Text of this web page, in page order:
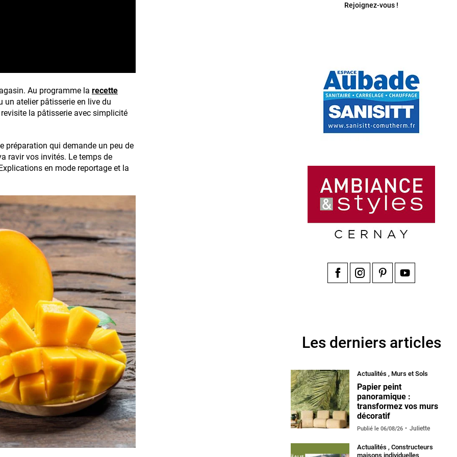
Au programme la recette
un atelier pâtisserie en live du
la pâtisserie avec simplicité
préparation qui demande un peu de
ravir vos invités. Le temps de
en mode reportage et la
Rejoignez-vous !
Les derniers articles
Actualités , Murs et Sols
Papier peint
panoramique :
transformez vos murs
décoratif
Publié le 06/08/26 Juliette
Actualités , Constructeurs
maisons individuelles